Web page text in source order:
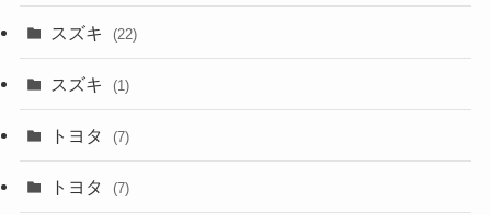
スズキ (22)
スズキ (1)
トヨタ (7)
トヨタ (7)